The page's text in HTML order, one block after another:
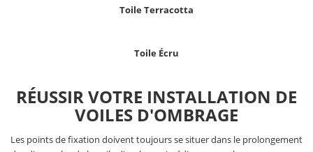
Toile Terracotta
Toile Écru
RÉUSSIR VOTRE INSTALLATION DE
VOILES D'OMBRAGE
Les points de fixation doivent toujours se situer dans le prolongement